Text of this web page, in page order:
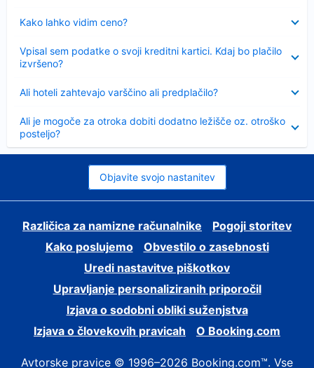
Kako lahko vidim ceno?
Vpisal sem podatke o svoji kreditni kartici. Kdaj bo plačilo
izvršeno?
Ali hoteli zahtevajo varščino ali predplačilo?
Ali je mogoče za otroka dobiti dodatno ležišče oz. otroško
posteljo?
Objavite svojo nastanitev
Različica za namizne računalnike
Pogoji storitev
Kako poslujemo
Obvestilo o zasebnosti
Uredi nastavitve piškotkov
Upravljanje personaliziranih priporočil
Izjava o sodobni obliki suženjstva
Izjava o človekovih pravicah
O Booking.com
Avtorske pravice © 1996–2026 Booking.com™. Vse